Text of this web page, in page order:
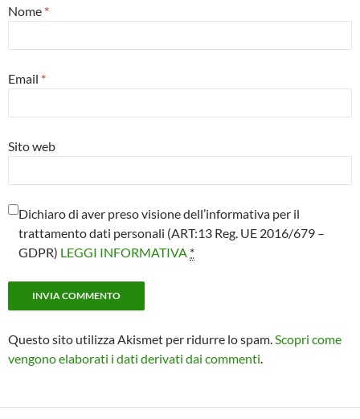
Nome *
Email *
Sito web
Dichiaro di aver preso visione dell’informativa per il
trattamento dati personali (ART:13 Reg. UE 2016/679 –
GDPR) LEGGI INFORMATIVA *
Questo sito utilizza Akismet per ridurre lo spam. Scopri come
vengono elaborati i dati derivati dai commenti